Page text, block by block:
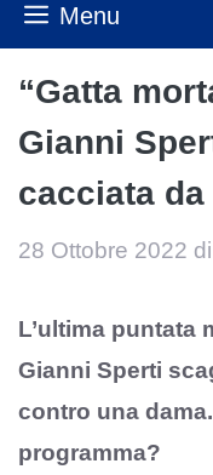
Menu
“Gatta
Gianni
cacciata da
28 Ottobre 2022 di
L’ultima puntata
Gianni Sperti
contro una
programma?